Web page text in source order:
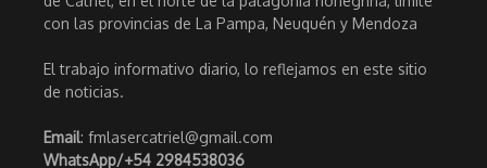
con las provincias de La Pampa, Neuquén y Mendoza
El trabajo informativo diario, lo reflejamos en este sitio
de noticias.
Email: fmlasercatriel@gmail.com
WhatsApp/+54 2984538036